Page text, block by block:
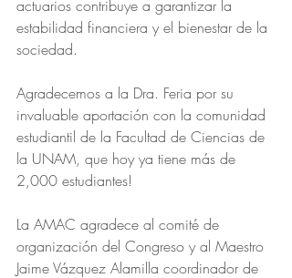
actuarios contribuye a garantizar la
estabilidad financiera y el bienestar de la
sociedad.
Agradecemos a la Dra. Feria por su
invaluable aportación con la comunidad
estudiantil de la Facultad de Ciencias de
la UNAM, que hoy ya tiene más de
2,000 estudiantes!
La AMAC agradece al comité de
organización del Congreso y al Maestro
Jaime Vázquez Alamilla coordinador de